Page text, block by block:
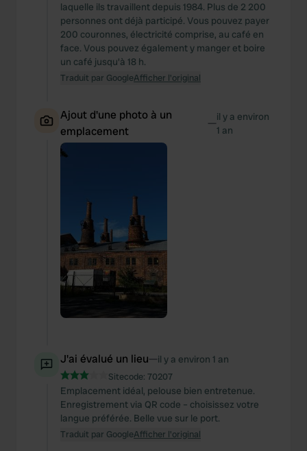
laquelle ils travaillent depuis 1984. Plus de 2 200
personnes ont déjà participé. Vous pouvez payer
200 couronnes, électricité comprise, au café en
face. Vous pouvez également y manger et boire
un café jusqu'à 18 h.
Traduit par GoogleAfficher l'original
Ajout d'une photo à un
emplacement
—il y a environ
1 an
J'ai évalué un lieu—il y a environ 1 an
Sitecode: 70207
Emplacement idéal, pelouse bien entretenue.
Enregistrement via QR code – choisissez votre
langue préférée. Belle vue sur le port.
Traduit par GoogleAfficher l'original